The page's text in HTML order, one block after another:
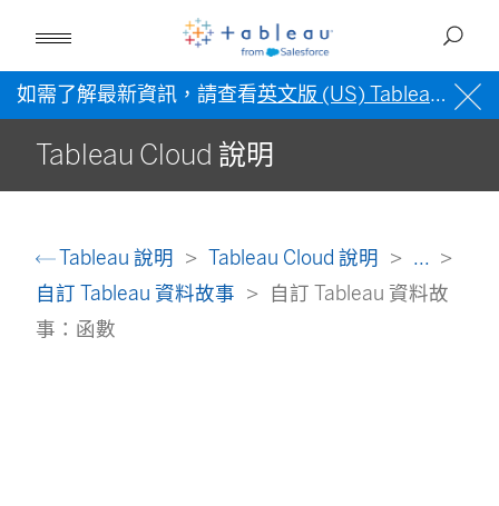
如需了解最新資訊，請查看英文版 (US) Tableau 說明
Tableau Cloud 說明
Tableau 說明 Tableau Cloud 說明
...
自訂 Tableau 資料故事
自訂 Tableau 資料故
事：函數